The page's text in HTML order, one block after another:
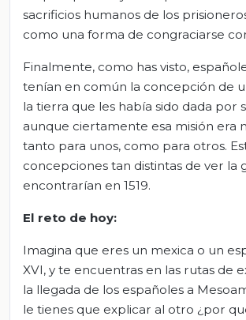
sacrificios humanos de los
como una forma de congraciarse
Finalmente, como has visto,
tenían en común la concepción de
la tierra que les había sido dada por
aunque ciertamente esa misión era
tanto para unos, como para otros.
concepciones tan distintas de ver la
encontrarían en 1519.
El reto de hoy:
Imagina que eres un mexica o un
XVI, y te encuentras en las rutas de
la llegada de los españoles a
le tienes que explicar al otro ¿por